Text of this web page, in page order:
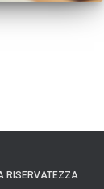
RISERVATEZZA